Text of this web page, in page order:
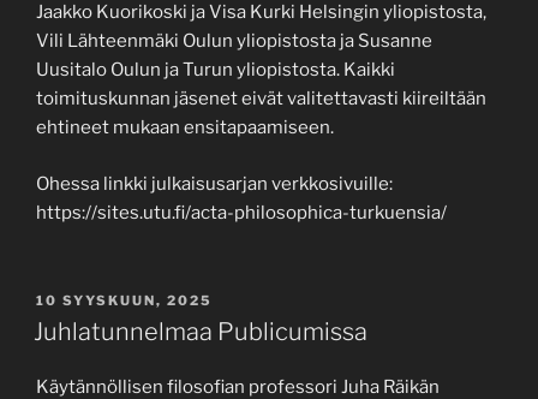
Jaakko Kuorikoski ja Visa Kurki Helsingin yliopistosta,
Vili Lähteenmäki Oulun yliopistosta ja Susanne
Uusitalo Oulun ja Turun yliopistosta. Kaikki
toimituskunnan jäsenet eivät valitettavasti kiireiltään
ehtineet mukaan ensitapaamiseen.
Ohessa linkki julkaisusarjan verkkosivuille:
https://sites.utu.fi/acta-philosophica-turkuensia/
JULKAISTU
10 SYYSKUUN, 2025
Juhlatunnelmaa Publicumissa
Käytännöllisen filosofian professori Juha Räikän